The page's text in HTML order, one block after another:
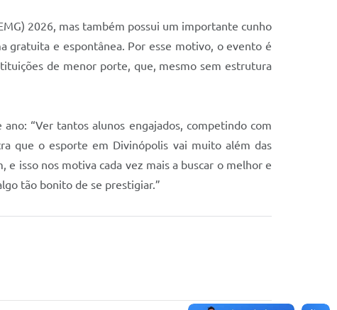
2026, mas também possui um importante cunho
gratuita e espontânea. Por esse motivo, o evento é
de menor porte, que, mesmo sem estrutura
“Ver tantos alunos engajados, competindo com
que o esporte em Divinópolis vai muito além das
isso nos motiva cada vez mais a buscar o melhor e
tão bonito de se prestigiar.”